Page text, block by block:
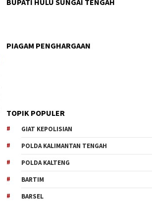
BUPATI HULU SUNGAI TENGAH
PIAGAM PENGHARGAAN
TOPIK POPULER
GIAT KEPOLISIAN
POLDA KALIMANTAN TENGAH
POLDA KALTENG
BARTIM
BARSEL